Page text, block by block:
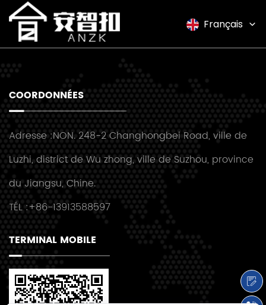
Français
COORDONNÉES
Adresse :NON. 248-2 Changhongbei Road, ville de
Luzhi, district de Wu zhong, ville de Suzhou, province
du Jiangsu, Chine.
TÉL :+86-13913588597
TERMINAL MOBILE